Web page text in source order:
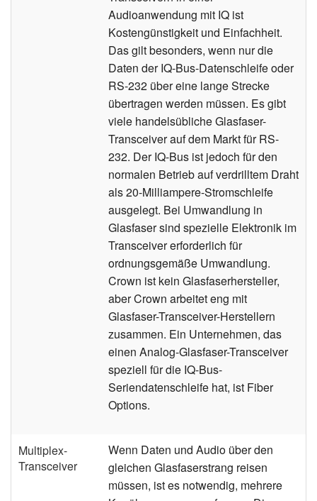
Audioanwendung mit IQ ist
Kostengünstigkeit und Einfachheit.
Das gilt besonders, wenn nur die
Daten der IQ-Bus-Datenschleife oder
RS-232 über eine lange Strecke
übertragen werden müssen. Es gibt
viele handelsübliche Glasfaser-
Transceiver auf dem Markt für RS-
232. Der IQ-Bus ist jedoch für den
normalen Betrieb auf verdrilltem Draht
als 20-Milliampere-Stromschleife
ausgelegt. Bei Umwandlung in
Glasfaser sind spezielle Elektronik im
Transceiver erforderlich für
ordnungsgemäße Umwandlung.
Crown ist kein Glasfaserhersteller,
aber Crown arbeitet eng mit
Glasfaser-Transceiver-Herstellern
zusammen. Ein Unternehmen, das
einen Analog-Glasfaser-Transceiver
speziell für die IQ-Bus-
Seriendatenschleife hat, ist Fiber
Options.
Multiplex-
Transceiver
Wenn Daten und Audio über den
gleichen Glasfaserstrang reisen
müssen, ist es notwendig, mehrere